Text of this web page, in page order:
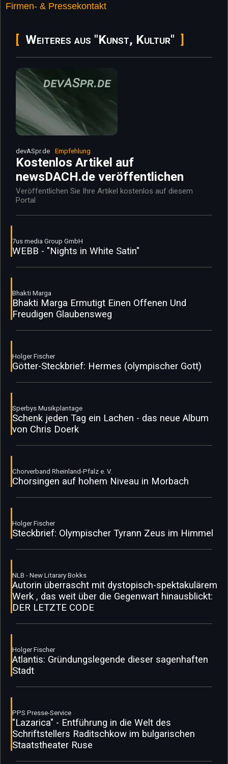
Firmen- & Pressekontakt
Weiteres aus "Kunst, Kultur"
devASpr.de Empfehlung
Kostenlos Artikel auf
newsDACH.de veröffentlichen
Veröffentlichen Sie Ihre Artikel kostenlos auf diesem
Portal
7us media Group GmbH
WEBB - "Nights in White Satin"
Bhakti Marga
Bhakti Marga Ermutigt Einen Offenen Und
Freudigen Glaubensweg
Holger Fischer
Götter-Steckbrief: Hermes (olympischer Gott)
Sperbys Musikplantage
Schenk jeden Tag ein Lachen - das neue Album
von Chris Doerk
Chorverband Rheinland-Pfalz e. V.
Chorsingen auf hohem Niveau in Morbach
Holger Fischer
Steckbrief: Olympischer Tyrann Zeus im Himmel
NLB - New Litarary Bokks
Autorin überrascht mit dystopisch-spektakulärem
Werk , das weit über die Gegenwart hinausblickt:
DER LETZTE CODE
Holger Fischer
Atlantis: Gründungslegende dieser sagenhaften
Stadt
PPS Presse-Service
"Lazarica" - Entführung in die Welt des
Schriftstellers Raditschkow im bulgarischen
Staatstheater Ruse